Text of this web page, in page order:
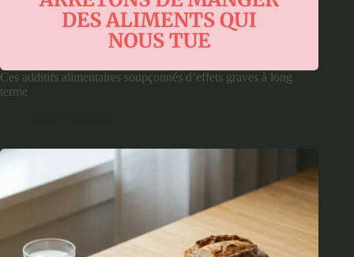
Ces additifs alimentaires soupçonnés d’effets graves à long
terme